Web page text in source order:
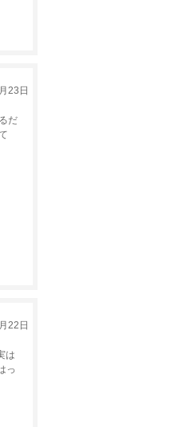
23日
だ
22日
は
っ